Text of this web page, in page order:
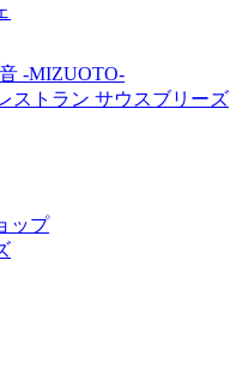
-MIZUOTO-
ストラン サウスブリーズ
ップ